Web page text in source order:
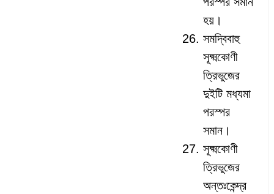
হয়।
সমদ্বিবাহু
সূক্ষ্মকোণী
ত্রিভুজের
দুইটি মধ্যমা
পরস্পর
সমান।
সূক্ষ্মকোণী
ত্রিভুজের
অন্তঃকেন্দ্র